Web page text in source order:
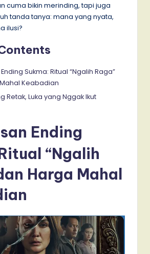
cuma bikin merinding, tapi juga
tanda tanya: mana yang nyata,
ilusi?
Sukma: Ritual “Ngalih Raga”
Keabadian
Retak, Luka yang Nggak Ikut
Ending
“Ngalih
Harga Mahal